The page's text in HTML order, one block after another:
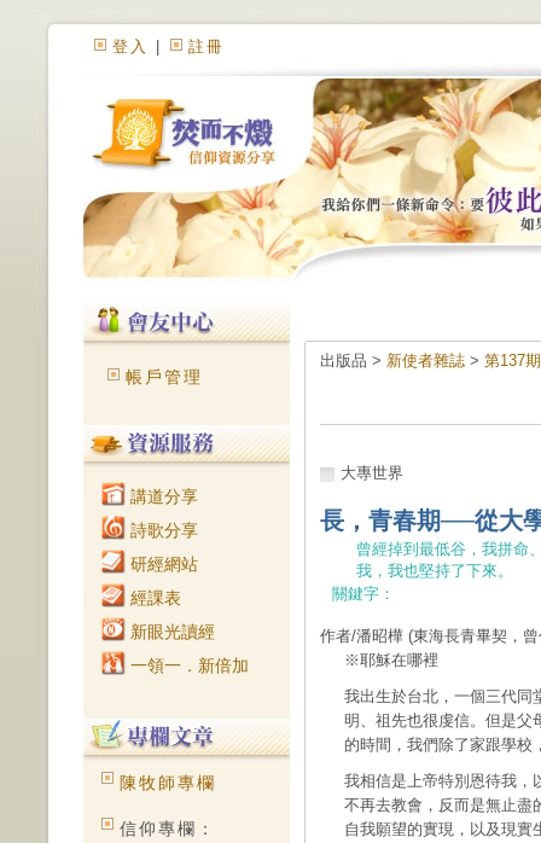
登入 註冊
帳戶管理
講道分享
詩歌分享
研經網站
經課表
新眼光讀經
一領一．新倍加
陳牧師專欄
信仰專欄：
出版品 > 新使者雜誌 > 第137
大專世界
長，青春期──從大
曾經掉到最低谷，我拼命
我，我也堅持了下來。
關鍵字：
作者/潘昭樺 (東海長青畢契，
※耶穌在哪裡
我出生於台北，一個三代同
明、祖先也很虔信。但是父
的時間，我們除了家跟學校
我相信是上帝特別恩待我，
不再去教會，反而是無止盡
自我願望的實現，以及現實